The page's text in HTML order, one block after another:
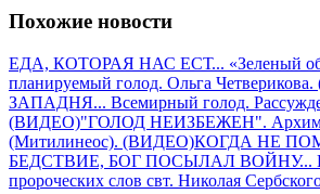
Похожие новости
ЕДА, КОТОРАЯ НАС ЕСТ... «Зеленый
планируемый голод. Ольга
ЗАПАДНЯ... Всемирный голод.
(ВИДЕО)"ГОЛОД НЕИЗБЕЖЕН".
(Митилинеос). (ВИДЕО)КОГДА НЕ
БЕДСТВИЕ, БОГ ПОСЫЛАЛ ВОЙНУ...
пророческих слов свт. Николая